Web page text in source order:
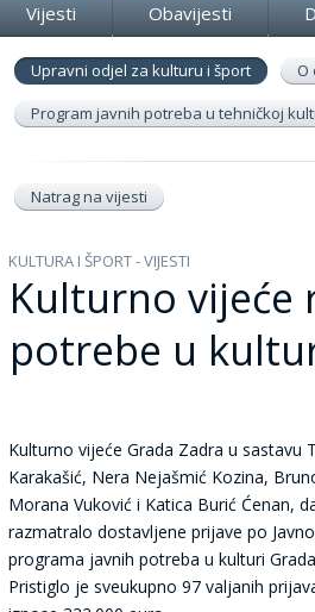
Vijesti Obavijesti
Upravni odjel za kulturu i šport O
Program javnih potreba u tehničkoj
Natrag na vijesti
KULTURA I ŠPORT - VIJESTI
Kulturno vijeće
potrebe u
Kulturno vijeće Grada Zadra u sastavu
Karakašić, Nera Nejašmić Kozina,
Morana Vuković i Katica Burić Ćenan,
razmatralo dostavljene prijave po
programa javnih potreba u kulturi
Pristiglo je sveukupno 97 valjanih